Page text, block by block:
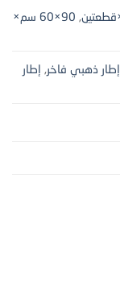
,
90×60 سم×
إطار ذهبي فاخر,
إطار